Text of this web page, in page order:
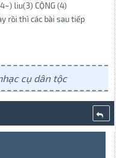
liu(3) CỘNG (4)
rồi thì các bài sau tiếp
cụ dân tộc